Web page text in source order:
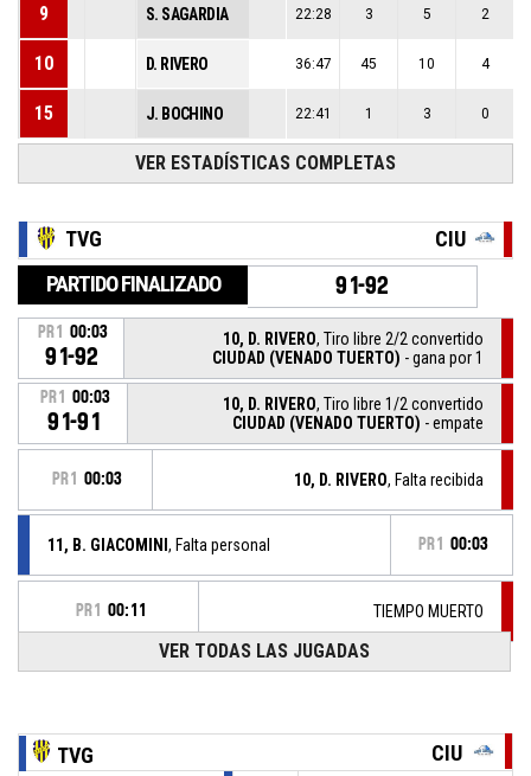
9 S. SAGARDIA 22:28 3 5 2
10 D. RIVERO 36:47 45 10 4
15 J. BOCHINO 22:41 1 3 0
VER ESTADÍSTICAS COMPLETAS
TVG CIU
PARTIDO FINALIZADO 91-92
PR1 00:03
91-92
10, D. RIVERO, Tiro libre 2/2 convertido
CIUDAD (VENADO TUERTO) - gana por 1
PR1 00:03
91-91
10, D. RIVERO, Tiro libre 1/2 convertido
CIUDAD (VENADO TUERTO) - empate
PR1 00:03 10, D. RIVERO, Falta recibida
11, B. GIACOMINI , Falta personal PR1 00:03
PR1 00:11 TIEMPO MUERTO
, Tiro libre 2/2 convertido
00:11
13, J. EYDALLIN
TALLERES (VILLA GOBERNADOR GALVEZ)
PR1 00:11
90-90
VER TODAS LAS JUGADAS
TVG CIU